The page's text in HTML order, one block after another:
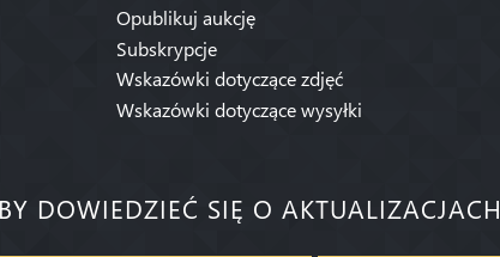
Opublikuj aukcję
Subskrypcje
Wskazówki dotyczące zdjęć
Wskazówki dotyczące wysyłki
DOWIEDZIEĆ SIĘ O